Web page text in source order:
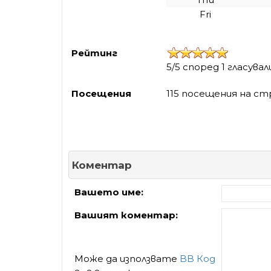
Fri
Рейтинг
5/5 според 1
Посещения 115 посещения на
Коментар
Вашето име:
Вашият коментар:
Може да използвате BB Код